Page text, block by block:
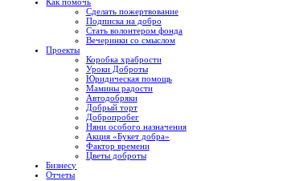
Сделать пожертвование
Подписка на добро
Стать волонтером фонда
Вечеринки со смыслом
Проекты
Коробка храбрости
Уроки Доброты
Юридическая помощь
Мамины радости
Автодобряки
Добрый торт
Добропробег
Няни особого назначения
Акция «Букет добра»
Фактор времени
Цветы доброты
Бизнесу
Отчеты